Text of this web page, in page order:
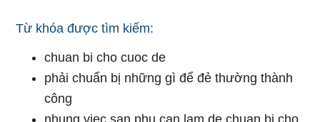
Từ khóa được tìm kiếm:
chuan bi cho cuoc de
phải chuẩn bị những gì để đẻ thường thành
công
nhung viec san phu can lam de chuan bi cho